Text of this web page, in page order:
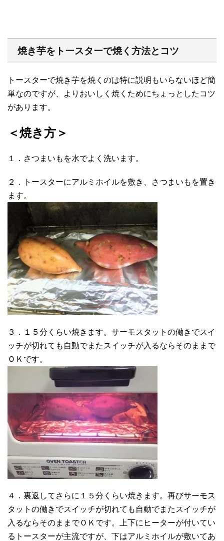
焼き芋をトースターで焼く方法とコツ
トースターで焼き芋を焼くのは特に説明もいらないほど簡
単なのですが、よりおいしく焼くためにちょっとしたコツ
があります。
＜焼き方＞
１．さつまいもを水でよく洗います。
２．トースターにアルミホイルを敷き、さつまいもを置き
ます。
３．１５分くらい焼きます。サーモスタットの働きでスイ
ッチが切れても自動でまたスイッチが入るならそのままで
ＯＫです。
４．裏返してさらに１５分くらい焼きます。再びサーモス
タットの働きでスイッチが切れても自動でまたスイッチが
入るならそのままでＯＫです。上下にヒーターが付いてい
るトースターが主流ですが、下はアルミホイルが敷いてあ